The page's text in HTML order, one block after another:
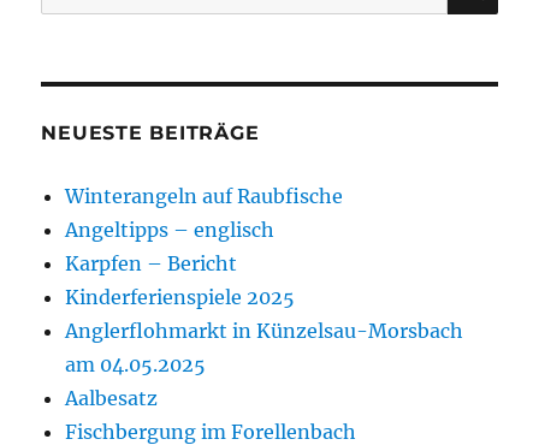
nach:
NEUESTE BEITRÄGE
Winterangeln auf Raubfische
Angeltipps – englisch
Karpfen – Bericht
Kinderferienspiele 2025
Anglerflohmarkt in Künzelsau-Morsbach
am 04.05.2025
Aalbesatz
Fischbergung im Forellenbach